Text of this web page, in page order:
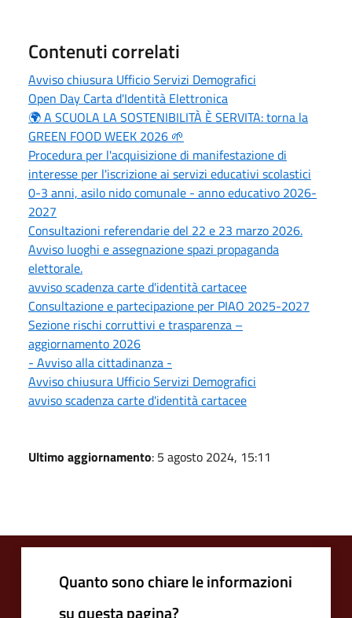
Contenuti correlati
Avviso chiusura Ufficio Servizi Demografici
Open Day Carta d'Identità Elettronica
🌍 A SCUOLA LA SOSTENIBILITÀ È SERVITA: torna la
GREEN FOOD WEEK 2026 🌱
Procedura per l'acquisizione di manifestazione di
interesse per l'iscrizione ai servizi educativi scolastici
0-3 anni, asilo nido comunale - anno educativo 2026-
2027
Consultazioni referendarie del 22 e 23 marzo 2026.
Avviso luoghi e assegnazione spazi propaganda
elettorale.
avviso scadenza carte d'identità cartacee
Consultazione e partecipazione per PIAO 2025-2027
Sezione rischi corruttivi e trasparenza –
aggiornamento 2026
- Avviso alla cittadinanza -
Avviso chiusura Ufficio Servizi Demografici
avviso scadenza carte d'identità cartacee
Ultimo aggiornamento: 5 agosto 2024, 15:11
Quanto sono chiare le informazioni
su questa pagina?